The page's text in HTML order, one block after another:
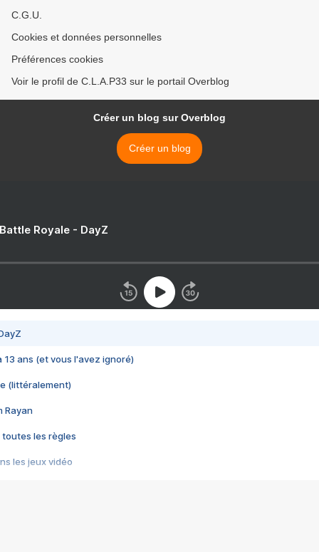
C.G.U.
Cookies et données personnelles
Préférences cookies
Voir le profil de C.L.A.P33 sur le portail Overblog
Créer un blog sur Overblog
Créer un blog
Royale - DayZ
13 ans (et vous l'avez ignoré)
(littéralement)
Rayan
toutes les règles
les jeux vidéo